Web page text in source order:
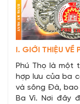
I. GIỚI THIỆU VỀ
Phú Thọ là một
hợp lưu của ba
và sông Đà,
Ba Vì. Nơi đây